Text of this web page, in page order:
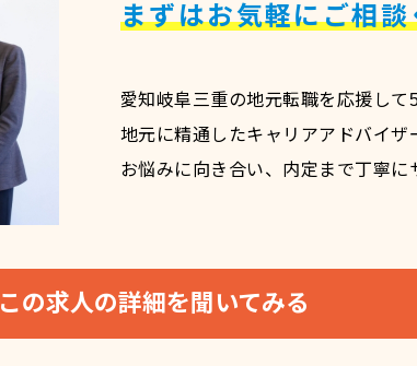
まずはお気軽にご相
愛知岐阜三重の地元転職を応援して
地元に精通したキャリアアドバイザ
お悩みに向き合い、内定まで丁寧に
この求人の詳細を聞いてみる